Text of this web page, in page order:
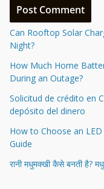
Can Rooftop Solar
Night?
How Much Home
During an Outage?
Solicitud de crédito en
depósito del dinero
How to Choose an LED
Guide
रानी मधुमक्खी कैसे बनती है?